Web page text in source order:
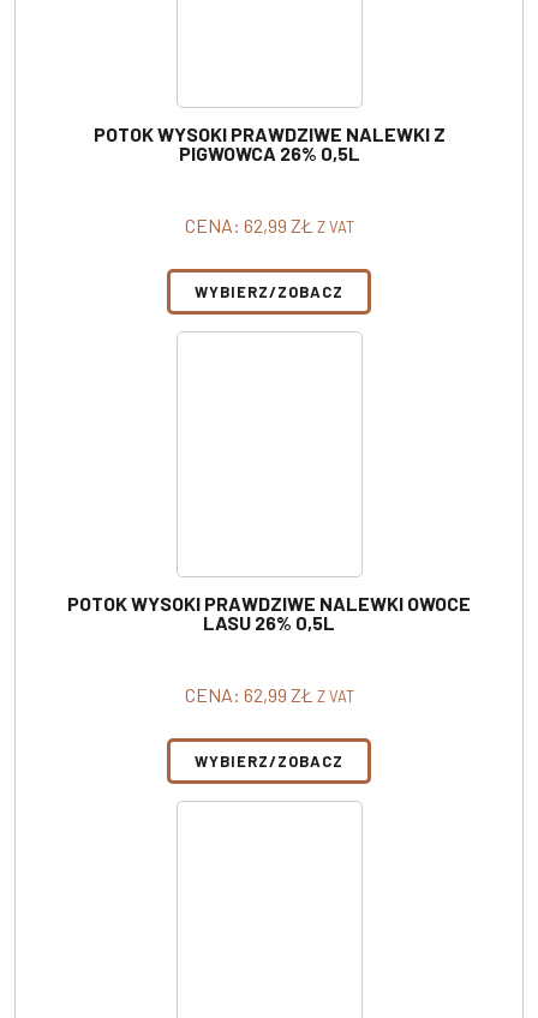
POTOK WYSOKI PRAWDZIWE NALEWKI Z
PIGWOWCA 26% 0,5L
CENA: 62,99 ZŁ Z VAT
WYBIERZ/ZOBACZ
POTOK WYSOKI PRAWDZIWE NALEWKI OWOCE
LASU 26% 0,5L
CENA: 62,99 ZŁ Z VAT
WYBIERZ/ZOBACZ